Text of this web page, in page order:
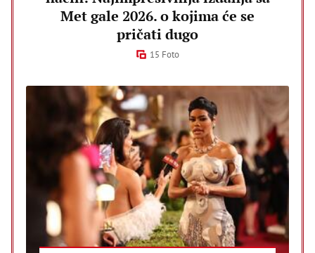
Met gale 2026. o kojima će se
pričati dugo
15 Foto